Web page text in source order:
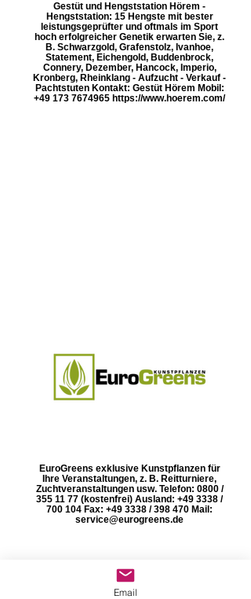
Gestüt und Hengststation Hörem -
Hengststation: 15 Hengste mit bester
leistungsgeprüfter und oftmals im Sport
hoch erfolgreicher Genetik erwarten Sie, z.
B. Schwarzgold, Grafenstolz, Ivanhoe,
Statement, Eichengold, Buddenbrock,
Connery, Dezember, Hancock, Imperio,
Kronberg, Rheinklang - Aufzucht - Verkauf -
Pachtstuten Kontakt: Gestüt Hörem Mobil:
+49 173 7674965 https://www.hoerem.com/
EuroGreens exklusive Kunstpflanzen für
Ihre Veranstaltungen, z. B. Reitturniere,
Zuchtveranstaltungen usw. Telefon: 0800 /
355 11 77 (kostenfrei) Ausland: +49 3338 /
700 104 Fax: +49 3338 / 398 470 Mail:
service@eurogreens.de
Email